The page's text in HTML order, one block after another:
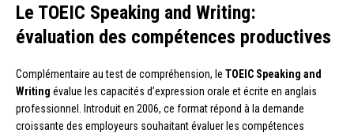
Le TOEIC Speaking and Writing:
évaluation des compétences productives
Complémentaire au test de compréhension, le TOEIC Speaking and
Writing évalue les capacités d’expression orale et écrite en anglais
professionnel. Introduit en 2006, ce format répond à la demande
croissante des employeurs souhaitant évaluer les compétences